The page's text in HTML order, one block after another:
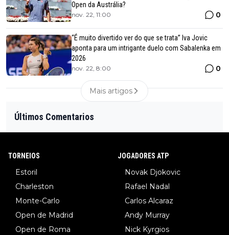
Open da Austrália?
nov. 22, 11:00 0
“É muito divertido ver do que se trata” Iva Jovic
aponta para um intrigante duelo com Sabalenka em
2026
nov. 22, 8:00 0
Mais artigos
Últimos Comentarios
TORNEIOS
Estoril
Charleston
Monte-Carlo
Open de Madrid
Open de Roma
JOGADORES ATP
Novak Djokovic
Rafael Nadal
Carlos Alcaraz
Andy Murray
Nick Kyrgios